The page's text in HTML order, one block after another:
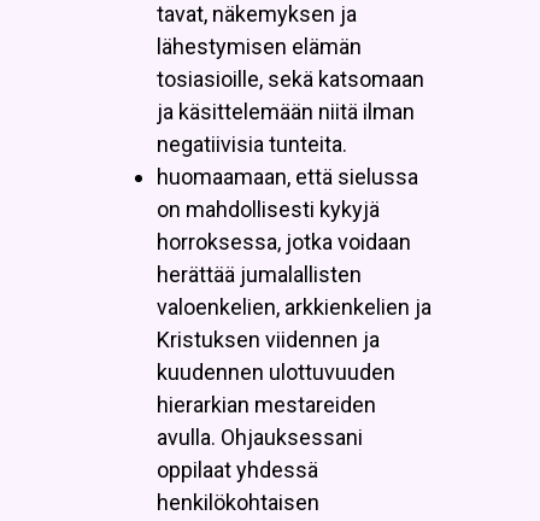
tavat, näkemyksen ja
lähestymisen elämän
tosiasioille, sekä katsomaan
ja käsittelemään niitä ilman
negatiivisia tunteita.
huomaamaan, että sielussa
on mahdollisesti kykyjä
horroksessa, jotka voidaan
herättää jumalallisten
valoenkelien, arkkienkelien ja
Kristuksen viidennen ja
kuudennen ulottuvuuden
hierarkian mestareiden
avulla. Ohjauksessani
oppilaat yhdessä
henkilökohtaisen